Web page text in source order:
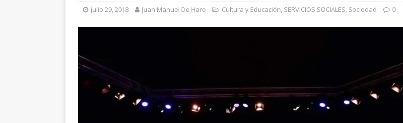
julio 29, 2018 Juan Manuel De Haro Cultura y Educación, SERVICIOS SOCIALES, Sociedad 0